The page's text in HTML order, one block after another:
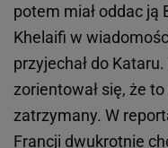
potem miał oddac ją
Khelaifi w
przyjechał do
zorientował się, że
zatrzymany. W
Francji dwukrotnie